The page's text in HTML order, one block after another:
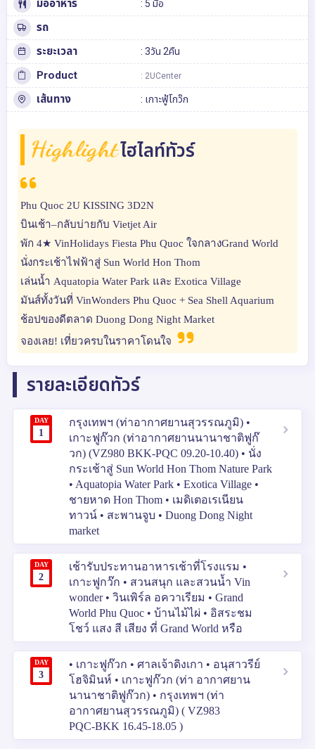
มื้ออาหาร : 5 มื้อ
รถ
ระยะเวลา
: 3วัน 2คืน
Product : 2UCenter
เส้นทาง : เกาะฟู้โกว๊ก
Highlight ไฮไลท์ทัวร์
Phu Quoc 2U KISSING 3D2N
บินเช้า–กลับบ่ายกับ Vietjet Air
พัก 4★ VinHolidays Fiesta Phu Quoc ใจกลางGrand World
นั่งกระเช้าไฟฟ้าสู่ Sun World Hon Thom
เล่นน้ำ Aquatopia Water Park และ Exotica Village
มันส์ทั้งวันที่ VinWonders Phu Quoc + Sea Shell Aquarium
ช้อปของดีตลาด Duong Dong Night Market
จองเลย! เที่ยวครบในราคาโดนใจ
รายละเอียดทัวร์
DAY
1
กรุงเทพฯ (ท่าอากาศยานสุวรรณภูมิ) •
เกาะฟูก๊วก (ท่าอากาศยานนานาชาติฟูก๊
วก) (VZ980 BKK-PQC 09.20-10.40) • นั่ง
กระเช้าสู่ Sun World Hon Thom Nature Park
• Aquatopia Water Park • Exotica Village •
ชายหาด Hon Thom • เมดิเตอเรเนียน
ทาวน์ • สะพานจูบ • Duong Dong Night
market
DAY
2
เช้ารับประทานอาหารเช้าที่โรงแรม •
เกาะฟูกว๊ก • สวนสนุก และสวนน้ำ Vin
wonder • วินเพิร์ล อควาเรียม • Grand
World Phu Quoc • บ้านไม้ไผ่ • อิสระชม
โชว์ แสง สี เสียง ที่ Grand World หรือ
DAY
3
• เกาะฟูก๊วก • ศาลเจ้าดิงเกา • อนุสาวรีย์
โฮจิมินห์ • เกาะฟูก๊วก (ท่า อากาศยาน
นานาชาติฟูก๊วก) • กรุงเทพฯ (ท่า
อากาศยานสุวรรณภูมิ) ( VZ983
PQC‑BKK 16.45‑18.05 )